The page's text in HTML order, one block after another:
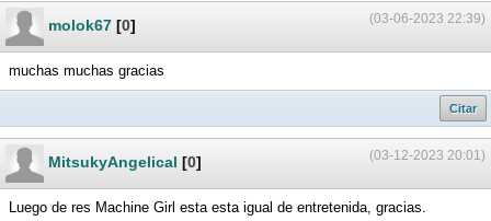
(03-06-2023 22:39)
molok67 [0]
muchas muchas gracias
Citar
(03-12-2023 20:01)
MitsukyAngelical [0]
Luego de res Machine Girl esta esta igual de entretenida, gracias.